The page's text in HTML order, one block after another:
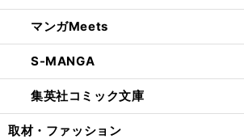
マンガMeets
S-MANGA
集英社コミック文庫
取材・ファッション